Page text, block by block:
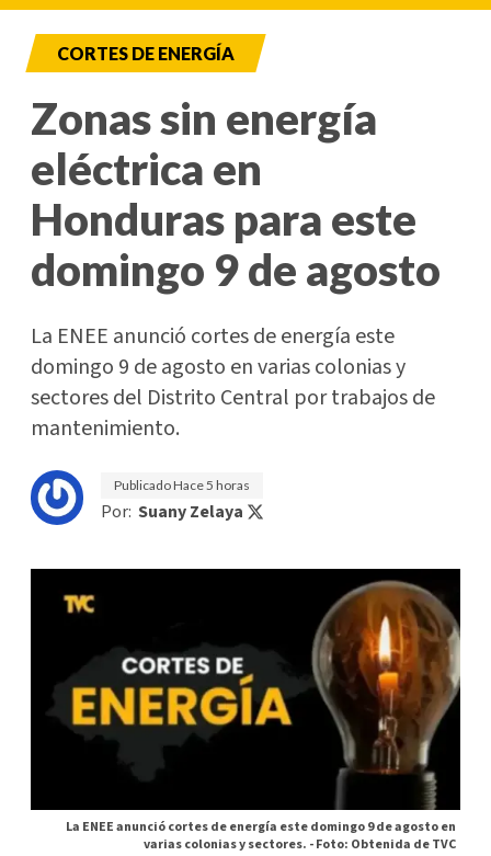
CORTES DE ENERGÍA
Zonas sin energía
eléctrica en
Honduras para este
domingo 9 de agosto
La ENEE anunció cortes de energía este
domingo 9 de agosto en varias colonias y
sectores del Distrito Central por trabajos de
mantenimiento.
PublicadoHace 5 horas
Por: Suany Zelaya
La ENEE anunció cortes de energía este domingo 9 de agosto en
varias colonias y sectores. -Foto: Obtenida de TVC